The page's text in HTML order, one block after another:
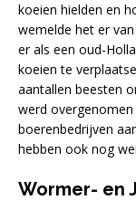
koeien hielden en
wemelde het er
er als een oud-
koeien te
aantallen beesten
werd
boerenbedrijven
hebben ook nog
Wormer- en